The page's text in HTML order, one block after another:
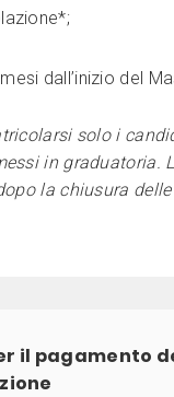
dall’inizio del
solo i
in graduatoria.
la chiusura
il pagamento